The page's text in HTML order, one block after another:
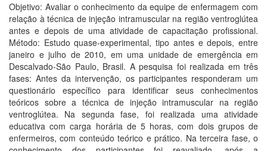
Objetivo: Avaliar o conhecimento da equipe de enfermagem com
relação à técnica de injeção intramuscular na região ventroglútea
antes e depois de uma atividade de capacitação profissional.
Método: Estudo quase-experimental, tipo antes e depois, entre
janeiro e julho de 2010, em uma unidade de emergência em
Descalvado-São Paulo, Brasil. A pesquisa foi realizada em três
fases: Antes da intervenção, os participantes responderam um
questionário específico para identificar seus conhecimentos
teóricos sobre a técnica de injeção intramuscular na região
ventroglútea. Na segunda fase, foi realizada uma atividade
educativa com carga horária de 5 horas, com dois grupos de
enfermeiros, com conteúdo teórico e prático. Na terceira fase, o